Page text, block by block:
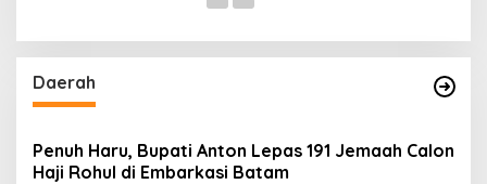
Daerah
Penuh Haru, Bupati Anton Lepas 191 Jemaah Calon
Haji Rohul di Embarkasi Batam